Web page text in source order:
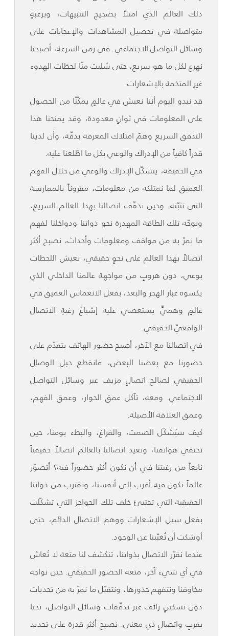
ذلك العالم الذي امتلأ بضجيج التنبيهات، وبرغبةٍ
متواصلة في تحصيل المشاهدات والإعجابات على
وسائل التواصل الاجتماعي. في زمن السرعة، أصبحنا
نهرع لكل ما هو سريع، حتى سُلبت منّا لحظات الهدوء
غير المتخمة بالإشعارات.
قد نبدو اليوم أننا نعيش في عالمٍ يمكّنّا من الحصول
على المعلومات في ثوانٍ معدودة، وقد يمنحنا هذا
التدفق السريع وهمَ امتلاك المعرفة بدقّة، وأن لدينا
قدراً كافياً من الإدراك والوعي بكل ما اطّلعنا عليه.
في الحقيقة، يتشكّل الإدراك والوعي من خلال الفهم
العميق لما نمتلكه من معلومات، مقروناً بالممارسة
التي تثبّته. وحين نخفّف اتصالنا بهذا العالم السريع،
ونوجّه تلك الطاقة المهدرة نحو ذواتنا ودواخلنا لفهم
ما نمرّ به من مواقف ومعلومات وأحداث، نصبح أكثر
اتصالاً بهذا العالم على نحوٍ حقيقي، نعيش اللحظات
بوعي، دون هروبٍ من مواجهة عالمنا الداخلي الذي
يكسوه غبار الهجر والبعد، بفعل الانغماس العميق في
عالمٍ وهميٍّ يستعصي عليه إشباعُ رغبةِ الاتصال
الواقعيّ الحقيقي.
في اتصالنا مع الآخر، أصبح حضور الهاتف يتقدّم على
حضورنا مع بعضنا البعض، فانقطع حبل الوصال
الحقيقي لصالح اتصالٍ مزيف عبر وسائل التواصل
الاجتماعي. ومعه، تآكل عمق الحوار، وعمق الفهم،
وعمق العلاقة الأصيلة.
كيف سيُشكّل الصمت، والفراغ، والبطء يومنا، حين
تختفي هواتفنا، ونعيد اتصالنا بالعالم اتصالاً حقيقياً
نابعاً من رغبتنا في أن نكون أكثر حضوراً فيه؟ أتصوّر
عالماً نكون فيه أقرب إلى أنفسنا، ونقترب من ذواتنا
الحقيقية التي تختبئ خلف تلك الحواجز التي تشكّلت
بفعل سيل الإشعارات ووهم الاتصال الدائم، حتى
أوشكت أن تُغيّبنا عن الوجود.
عندما نقرّر الاتصال بذواتنا، تنكشف لنا متعة لا تُعاش
في أي شيء آخر، متعة الحضور الحقيقي. حين نواجه
مخاوفنا ونتفهم جذورها، ونتقبّل ما نمرّ به من تحديات
دون تسكينٍ زائف عبر تدفّقات وسائل التواصل، نحيا
بقربٍ واتصالٍ ذي معنى. نصبح أكثر قدرة على تحديد